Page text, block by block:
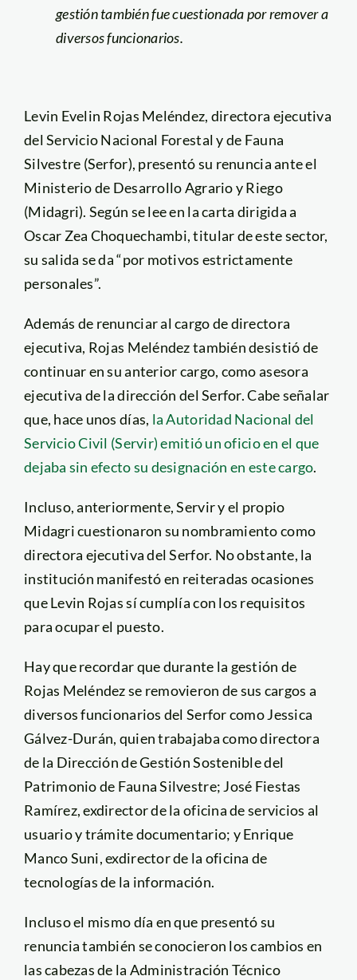
gestión también fue cuestionada por remover a
diversos funcionarios.
Levin Evelin Rojas Meléndez, directora ejecutiva
del Servicio Nacional Forestal y de Fauna
Silvestre (Serfor), presentó su renuncia ante el
Ministerio de Desarrollo Agrario y Riego
(Midagri). Según se lee en la carta dirigida a
Oscar Zea Choquechambi, titular de este sector,
su salida se da “por motivos estrictamente
personales”.
Además de renunciar al cargo de directora
ejecutiva, Rojas Meléndez también desistió de
continuar en su anterior cargo, como asesora
ejecutiva de la dirección del Serfor. Cabe señalar
que, hace unos días, la Autoridad Nacional del
Servicio Civil (Servir) emitió un oficio en el que
dejaba sin efecto su designación en este cargo.
Incluso, anteriormente, Servir y el propio
Midagri cuestionaron su nombramiento como
directora ejecutiva del Serfor. No obstante, la
institución manifestó en reiteradas ocasiones
que Levin Rojas sí cumplía con los requisitos
para ocupar el puesto.
Hay que recordar que durante la gestión de
Rojas Meléndez se removieron de sus cargos a
diversos funcionarios del Serfor como Jessica
Gálvez-Durán, quien trabajaba como directora
de la Dirección de Gestión Sostenible del
Patrimonio de Fauna Silvestre; José Fiestas
Ramírez, exdirector de la oficina de servicios al
usuario y trámite documentario; y Enrique
Manco Suni, exdirector de la oficina de
tecnologías de la información.
Incluso el mismo día en que presentó su
renuncia también se conocieron los cambios en
las cabezas de la Administración Técnico